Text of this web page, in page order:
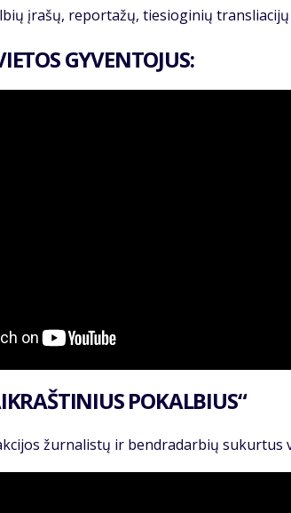
įrašų, reportažų, tiesioginių
GYVENTOJUS:
POKALBIUS“
žurnalistų ir bendradarbių sukurtus